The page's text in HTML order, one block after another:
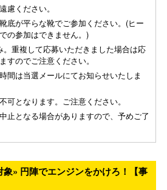
慮ください。
底が平らな靴でご参加ください。(ヒー
の参加はできません。)
。重複して応募いただきました場合は応
すのでご注意ください。
間は当選メールにてお知らせいたしま
可となります。ご注意ください。
止となる場合がありますので、予めご了
» 円陣でエンジンをかけろ！【事